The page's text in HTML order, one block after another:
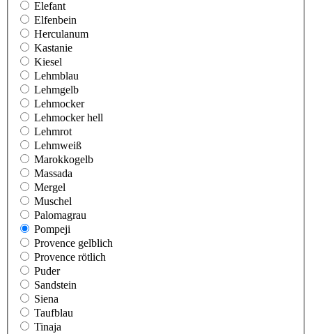
Elefant
Elfenbein
Herculanum
Kastanie
Kiesel
Lehmblau
Lehmgelb
Lehmocker
Lehmocker hell
Lehmrot
Lehmweiß
Marokkogelb
Massada
Mergel
Muschel
Palomagrau
Pompeji
Provence gelblich
Provence rötlich
Puder
Sandstein
Siena
Taufblau
Tinaja